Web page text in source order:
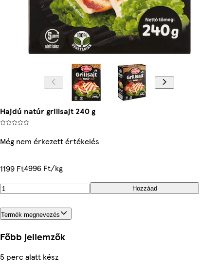
Hajdú natúr grillsajt 240 g
Még nem érkezett értékelés
1199 Ft4996 Ft/kg
Hozzáad
Termék megnevezés
Főbb jellemzők
5 perc alatt kész